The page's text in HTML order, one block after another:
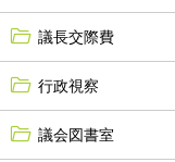
議長交際費
行政視察
議会図書室